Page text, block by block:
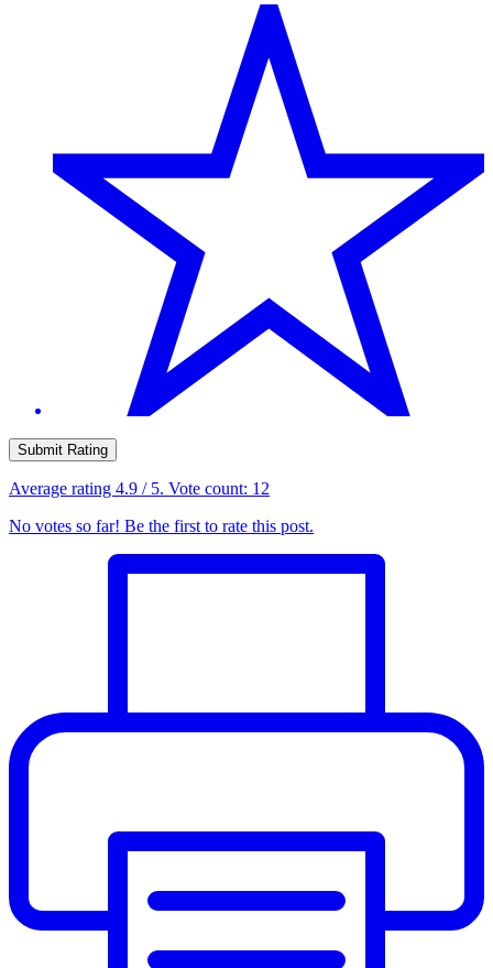
Submit Rating
Average rating 4.9 / 5. Vote count: 12
No votes so far! Be the first to rate this post.